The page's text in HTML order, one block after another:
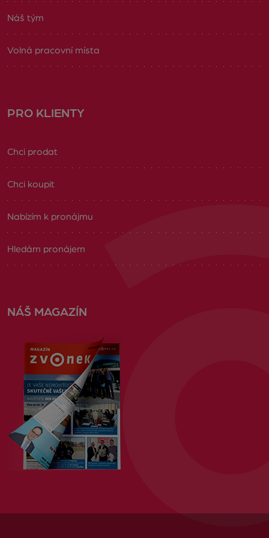
Náš tým
Volná pracovní místa
PRO KLIENTY
Chci prodat
Chci koupit
Nabízím k pronájmu
Hledám pronájem
NÁŠ MAGAZÍN